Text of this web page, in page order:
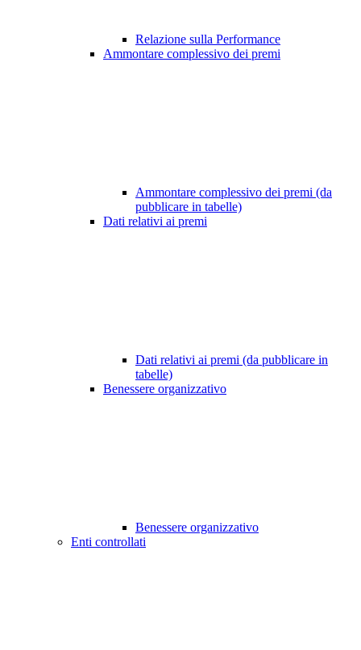
Relazione sulla Performance
Ammontare complessivo dei premi
Ammontare complessivo dei premi (da
pubblicare in tabelle)
Dati relativi ai premi
Dati relativi ai premi (da pubblicare in
tabelle)
Benessere organizzativo
Benessere organizzativo
Enti controllati